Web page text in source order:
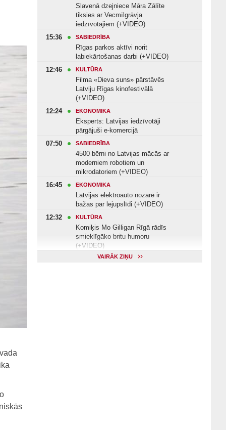
Slavenā dzejniece Māra Zālīte
tiksies ar Vecmīlgrāvja
iedzīvotājiem (+VIDEO)
15:36
SABIEDRĪBA
Rīgas parkos aktīvi norit
labiekārtošanas darbi (+VIDEO)
12:46
KULTŪRA
Filma «Dieva suns» pārstāvēs
Latviju Rīgas kinofestivālā
(+VIDEO)
12:24
EKONOMIKA
Eksperts: Latvijas iedzīvotāji
pārgājuši e-komercijā
07:50
SABIEDRĪBA
4500 bērni no Latvijas mācās ar
moderniem robotiem un
mikrodatoriem (+VIDEO)
16:45
EKONOMIKA
Latvijas elektroauto nozarē ir
bažas par lejupslīdi (+VIDEO)
12:32
KULTŪRA
Komiķis Mo Gilligan Rīgā rādīs
smieklīgāko britu humoru
(+VIDEO)
VESELĪBAVAIRĀK ZIŅU